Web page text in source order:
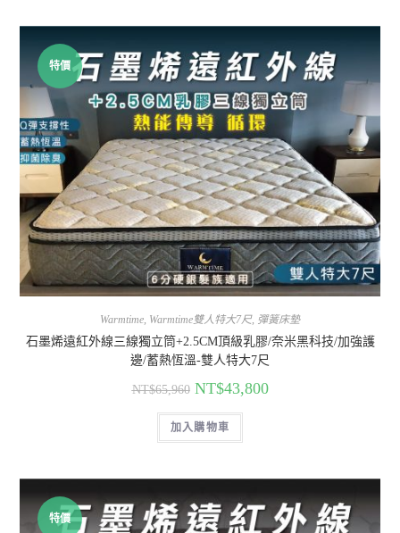
特價
Warmtime, Warmtime雙人特大7尺, 彈簧床墊
石墨烯遠紅外線三線獨立筒+2.5CM頂級乳膠/奈米黑科技/加強護
邊/蓄熱恆溫-雙人特大7尺
NT$65,960 NT$43,800
加入購物車
特價